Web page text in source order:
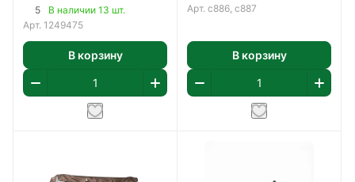
5
В наличии 13 шт.
Арт. 1249475
В корзину
Арт. с886, с887
В корзину